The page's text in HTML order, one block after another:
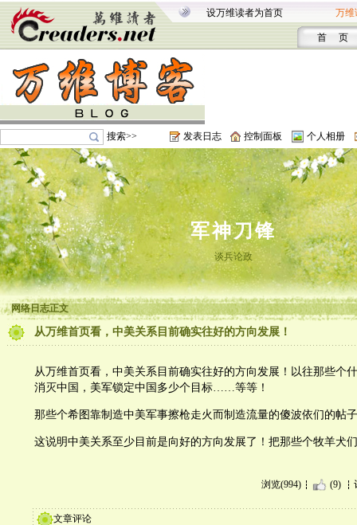
设万维读者为首页 万维
首 页
搜索>> 发表日志 控制面板 个人相册
军神刀锋
谈兵论政
网络日志正文
从万维首页看，中美关系目前确实往好的方向发展！
从万维首页看，中美关系目前确实往好的方向发展！以往那些个
消灭中国，美军锁定中国多少个目标……等等！
那些个希图靠制造中美军事擦枪走火而制造流量的傻波依们的帖
这说明中美关系至少目前是向好的方向发展了！把那些个牧羊
浏览(994) (9)
文章评论